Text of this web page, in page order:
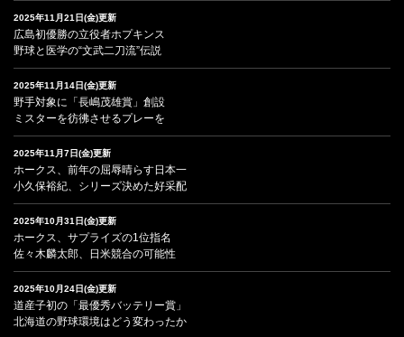
2025年11月21日(金)更新
広島初優勝の立役者ホプキンス
野球と医学の“文武二刀流”伝説
2025年11月14日(金)更新
野手対象に「長嶋茂雄賞」創設
ミスターを彷彿させるプレーを
2025年11月7日(金)更新
ホークス、前年の屈辱晴らす日本一
小久保裕紀、シリーズ決めた好采配
2025年10月31日(金)更新
ホークス、サプライズの1位指名
佐々木麟太郎、日米競合の可能性
2025年10月24日(金)更新
道産子初の「最優秀バッテリー賞」
北海道の野球環境はどう変わったか